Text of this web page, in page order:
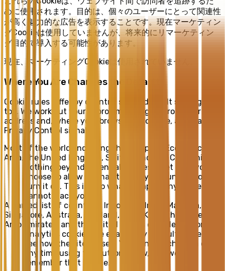
めに使用されます。目的は、個々のユーザーにとって関連性
が高く魅力的な広告を表示することです。現在マーケティン
グCookieは使用していませんが、将来的にリマーケティン
グ目的で導入する可能性があります。
現在、マーケティングCookieは使用されていません。
Where You Are Changes the Default
Cookie rules differ by country, so our default settings do
too. We work out your approximate region from your IP
address and, where your browser sends one, a Global
Privacy Control signal.
Most of the world, including the European Economic
Area, the United Kingdom, Switzerland and California
Nothing beyond essential cookies is set until you
choose to allow it. Analytics stays off unless you
turn it on. This is also what we apply anywhere we
cannot place you.
A named list of countries: Indonesia, India, Malaysia,
Singapore, Australia, Thailand, Hong Kong, the United
Arab Emirates, and the United States outside California
Analytics cookies are enabled by default so we can
see how the site is used. You can switch them off at
any time using the button below, and we will
remember that choice.